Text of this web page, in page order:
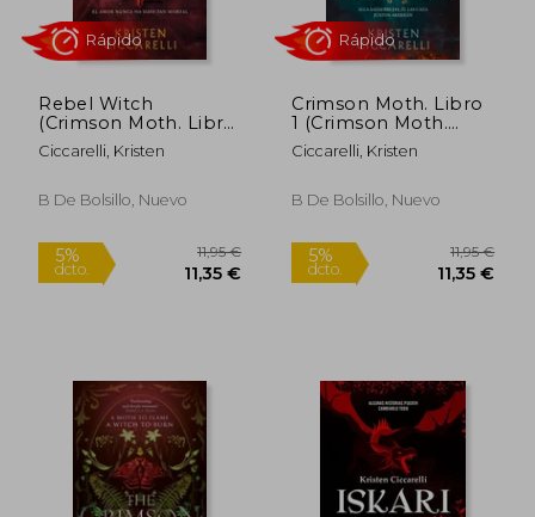
Rebel Witch
(Crimson Moth. Libro
2) (en spa)
Ciccarelli, Kristen
B De Bolsillo, Nuevo
5%
dcto. 11,35 €
Crimson Moth. Libro
1 (Crimson Moth.
Libro 1) (en spa)
Ciccarelli, Kristen
B De Bolsillo, Nuevo
5%
dcto.